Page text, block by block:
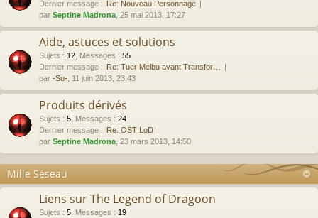
Dernier message : Re: Nouveau Personnage
par Septine Madrona , 25 mai 2013, 17:27
Aide, astuces et solutions
Sujets : 12 Messages : 55
Dernier message : Re: Tuer Melbu avant Transfor…
par -Su- , 11 juin 2013, 23:43
Produits dérivés
Sujets : 5 Messages : 24
Dernier message : Re: OST LoD
par Septine Madrona , 23 mars 2013, 14:50
Mille Séseau
Liens sur The Legend of Dragoon
Sujets : 5 Messages : 19